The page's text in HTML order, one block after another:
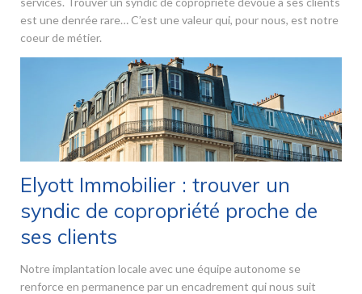
est une denrée rare… C’est une valeur qui, pour nous, est notre
coeur de métier.
Elyott Immobilier : trouver un
syndic de copropriété proche de
ses clients
Notre implantation locale avec une équipe autonome se
renforce en permanence par un encadrement qui nous suit